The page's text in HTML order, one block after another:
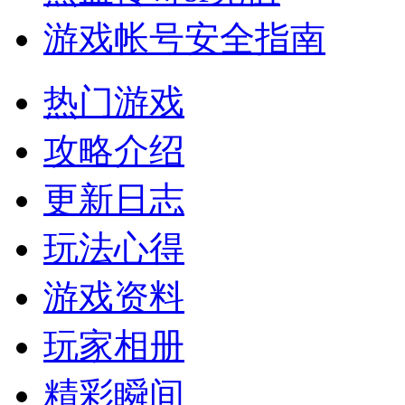
游戏帐号安全指南
热门游戏
攻略介绍
更新日志
玩法心得
游戏资料
玩家相册
精彩瞬间